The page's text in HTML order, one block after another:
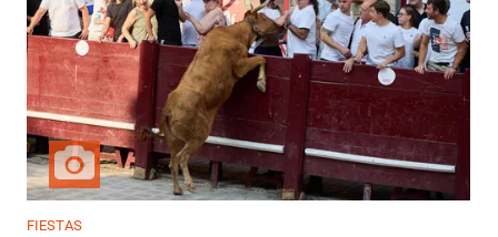
FIESTAS